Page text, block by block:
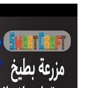
ماين
#SMARTCRAFT